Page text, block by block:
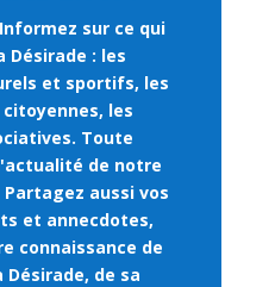
sur ce qui
Désirade : les
et sportifs, les
les
Toute
de notre
aussi vos
et annecdotes,
connaissance de
de sa